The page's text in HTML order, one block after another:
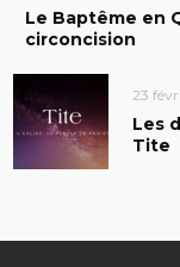
Le Baptême en
circoncision
23
Les
Tite